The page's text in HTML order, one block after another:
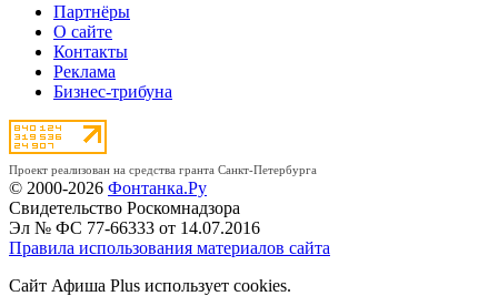
Партнёры
О сайте
Контакты
Реклама
Бизнес-трибуна
Проект реализован на средства гранта Санкт-Петербурга
© 2000-2026 Фонтанка.Ру
Свидетельство Роскомнадзора
Эл № ФС 77-66333 от 14.07.2016
Правила использования материалов сайта
Сайт Афиша Plus использует cookies.